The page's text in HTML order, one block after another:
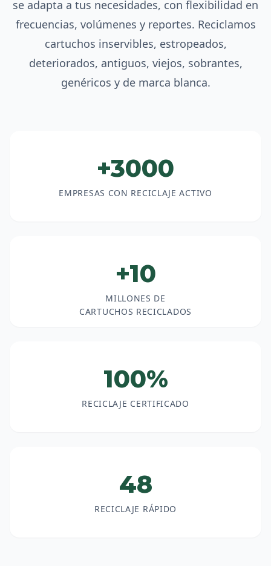
se adapta a tus necesidades, con flexibilidad en
frecuencias, volúmenes y reportes. Reciclamos
cartuchos inservibles, estropeados,
deteriorados, antiguos, viejos, sobrantes,
genéricos y de marca blanca.
+3000
EMPRESAS CON RECICLAJE ACTIVO
+10
MILLONES DE
CARTUCHOS RECICLADOS
100%
RECICLAJE CERTIFICADO
48
RECICLAJE RÁPIDO